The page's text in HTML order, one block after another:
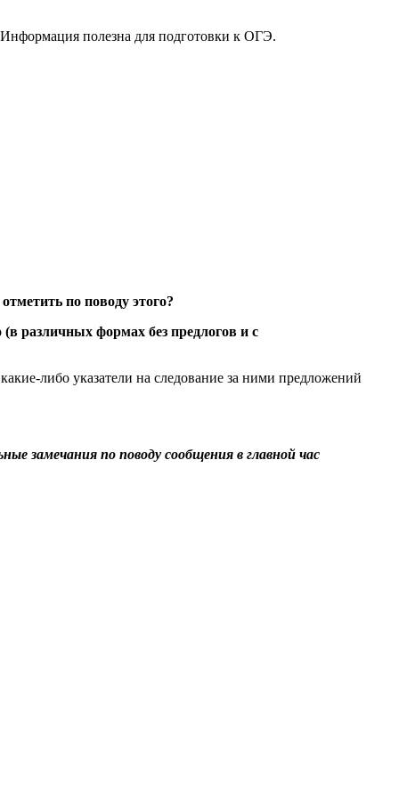
полезна для подготовки к ОГЭ.
по поводу этого?
различных формах без предлогов и с
либо указатели на следование за ними предложений
замечания по поводу сообщения в главной час